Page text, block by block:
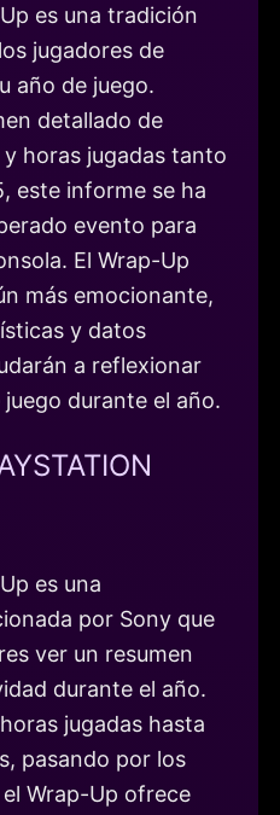
es una tradición
jugadores de
año de juego.
detallado de
horas jugadas tanto
este informe se ha
evento para
El Wrap-Up
más emocionante,
y datos
a reflexionar
durante el año.
es una
por Sony que
ver un resumen
durante el año.
jugadas hasta
pasando por los
Wrap-Up ofrece